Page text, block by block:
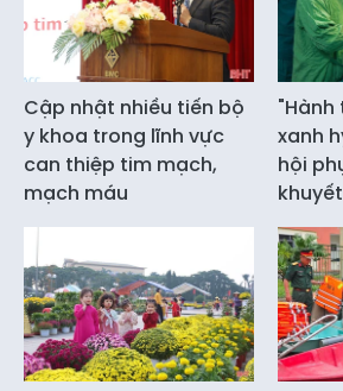
Cập nhật nhiều tiến bộ
y khoa trong lĩnh vực
can thiệp tim mạch,
mạch máu
xanh
hội